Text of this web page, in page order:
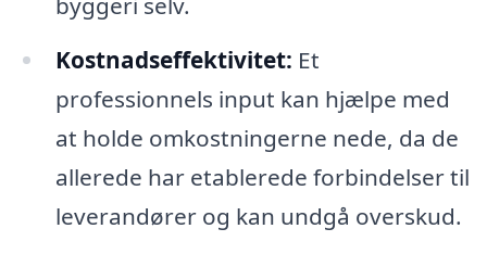
Kostnadseffektivitet: Et
professionnels input kan hjælpe med
at holde omkostningerne nede, da de
allerede har etablerede forbindelser til
leverandører og kan undgå overskud.